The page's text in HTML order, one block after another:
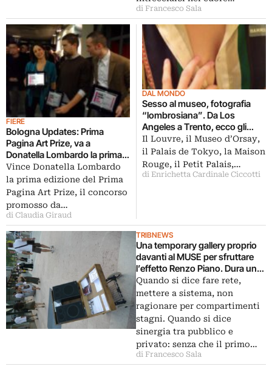
di Francesco Sala
FIERE
Bologna Updates: Prima
Pagina Art Prize, va a
Donatella Lombardo la prima
edizione del concorso dove il
medium è il Resto del Carlino.
Video e foto della serata nella
vip lounge di Arte Fiera
Vince Donatella Lombardo
la prima edizione del Prima
Pagina Art Prize, il concorso
promosso da…
di Claudia Giraud
DAL MONDO
Sesso al museo, fotografia
“lombrosiana”. Da Los
Angeles a Trento, ecco gli
stand più affollati della fiera
SWAB di Barcellona
Il Louvre, il Museo d’Orsay,
il Palais de Tokyo, la Maison
Rouge, il Petit Palais,…
di Enrichetta Cardinale Ciccotti
TRIBNEWS
Una temporary gallery proprio
davanti al MUSE per sfruttare
l’effetto Renzo Piano. Dura un
mese la collettiva con cui i
giovani artisti di Arte Boccanera
indagano il confine tra scienza e
contemporaneo
Quando si dice fare rete,
mettere a sistema, non
ragionare per compartimenti
stagni. Quando si dice
sinergia tra pubblico e
privato: senza che il primo…
di Francesco Sala